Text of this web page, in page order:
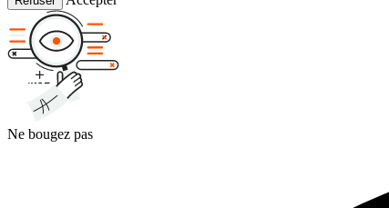
Ne bougez pas